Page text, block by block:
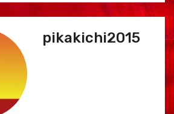
pikakichi2015